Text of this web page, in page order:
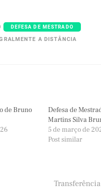
DEFESA DE MESTRADO
A DISTÂNCIA
de Bruno
Defesa de
Martins Silva
5 de março de
Post similar